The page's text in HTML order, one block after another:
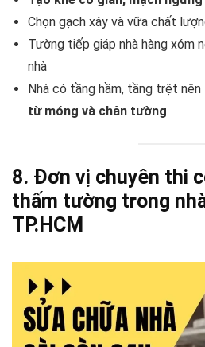
Chọn gạch xây và vữa chất
Tường tiếp giáp nhà hàng xóm
nhà
Nhà có tầng hầm, tầng trệt nên
từ móng và chân tường
8. Đơn vị chuyên thi
thấm tường trong
TP.HCM